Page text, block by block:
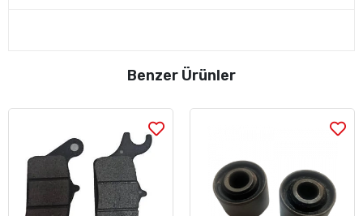
Benzer Ürünler